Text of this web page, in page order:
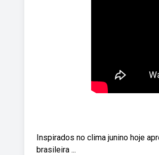
Inspirados no clima junino hoje
brasileira ...